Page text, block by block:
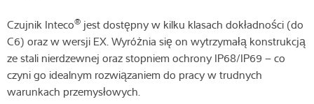
Czujnik Inteco® jest dostępny w kilku klasach dokładności (do
C6) oraz w wersji EX. Wyróżnia się on wytrzymałą konstrukcją
ze stali nierdzewnej oraz stopniem ochrony IP68/IP69 – co
czyni go idealnym rozwiązaniem do pracy w trudnych
warunkach przemysłowych.